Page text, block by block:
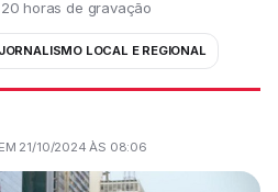
horas de gravação
JORNALISMO LOCAL E REGIONAL
21/10/2024 ÀS 08:06